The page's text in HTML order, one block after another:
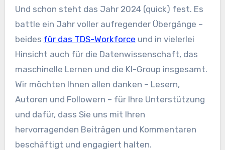
Und schon steht das Jahr 2024 (quick) fest. Es
battle ein Jahr voller aufregender Übergänge –
beides für das TDS-Workforce und in vielerlei
Hinsicht auch für die Datenwissenschaft, das
maschinelle Lernen und die KI-Group insgesamt.
Wir möchten Ihnen allen danken – Lesern,
Autoren und Followern – für Ihre Unterstützung
und dafür, dass Sie uns mit Ihren
hervorragenden Beiträgen und Kommentaren
beschäftigt und engagiert halten.